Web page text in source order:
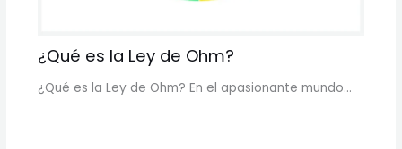
¿Qué es la Ley de Ohm?
¿Qué es la Ley de Ohm? En el apasionante mundo…